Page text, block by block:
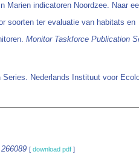
Marien indicatoren Noordzee. Naar
soorten ter evaluatie van habitats en
Monitor Taskforce Publication
Series. Nederlands Instituut voor
[ download pdf ]